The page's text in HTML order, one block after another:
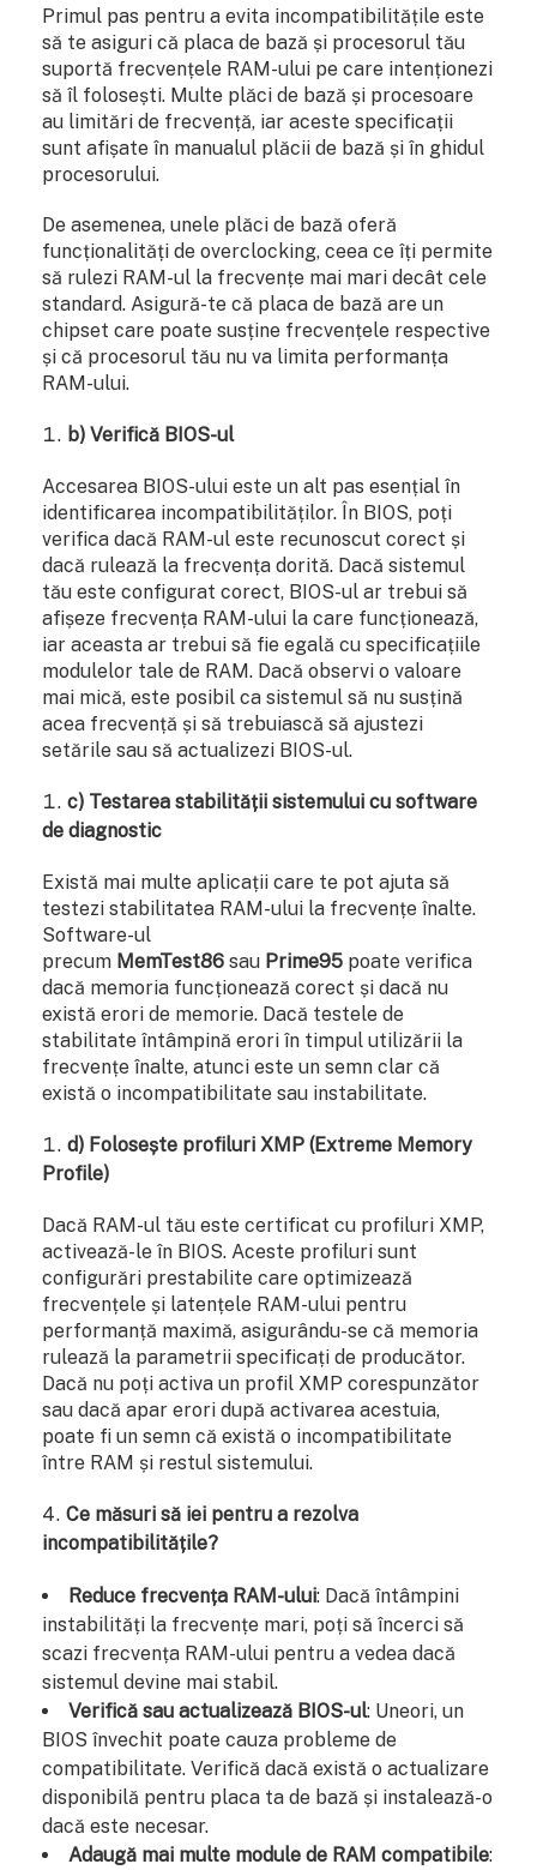
Primul pas pentru a evita incompatibilitățile este
să te asiguri că placa de bază și procesorul tău
suportă frecvențele RAM-ului pe care intenționezi
să îl folosești. Multe plăci de bază și procesoare
au limitări de frecvență, iar aceste specificații
sunt afișate în manualul plăcii de bază și în ghidul
procesorului.
De asemenea, unele plăci de bază oferă
funcționalități de overclocking, ceea ce îți permite
să rulezi RAM-ul la frecvențe mai mari decât cele
standard. Asigură-te că placa de bază are un
chipset care poate susține frecvențele respective
și că procesorul tău nu va limita performanța
RAM-ului.
b) Verifică BIOS-ul
Accesarea BIOS-ului este un alt pas esențial în
identificarea incompatibilităților. În BIOS, poți
verifica dacă RAM-ul este recunoscut corect și
dacă rulează la frecvența dorită. Dacă sistemul
tău este configurat corect, BIOS-ul ar trebui să
afișeze frecvența RAM-ului la care funcționează,
iar aceasta ar trebui să fie egală cu specificațiile
modulelor tale de RAM. Dacă observi o valoare
mai mică, este posibil ca sistemul să nu susțină
acea frecvență și să trebuiască să ajustezi
setările sau să actualizezi BIOS-ul.
c) Testarea stabilității sistemului cu software
de diagnostic
Există mai multe aplicații care te pot ajuta să
testezi stabilitatea RAM-ului la frecvențe înalte.
Software-ul
precum MemTest86 sau Prime95 poate verifica
dacă memoria funcționează corect și dacă nu
există erori de memorie. Dacă testele de
stabilitate întâmpină erori în timpul utilizării la
frecvențe înalte, atunci este un semn clar că
există o incompatibilitate sau instabilitate.
d) Folosește profiluri XMP (Extreme Memory
Profile)
Dacă RAM-ul tău este certificat cu profiluri XMP,
activează-le în BIOS. Aceste profiluri sunt
configurări prestabilite care optimizează
frecvențele și latențele RAM-ului pentru
performanță maximă, asigurându-se că memoria
rulează la parametrii specificați de producător.
Dacă nu poți activa un profil XMP corespunzător
sau dacă apar erori după activarea acestuia,
poate fi un semn că există o incompatibilitate
între RAM și restul sistemului.
Ce măsuri să iei pentru a rezolva
incompatibilitățile?
Reduce frecvența RAM-ului: Dacă întâmpini
instabilități la frecvențe mari, poți să încerci să
scazi frecvența RAM-ului pentru a vedea dacă
sistemul devine mai stabil.
Verifică sau actualizează BIOS-ul: Uneori, un
BIOS învechit poate cauza probleme de
compatibilitate. Verifică dacă există o actualizare
disponibilă pentru placa ta de bază și instalează-o
dacă este necesar.
Adaugă mai multe module de RAM compatibile: